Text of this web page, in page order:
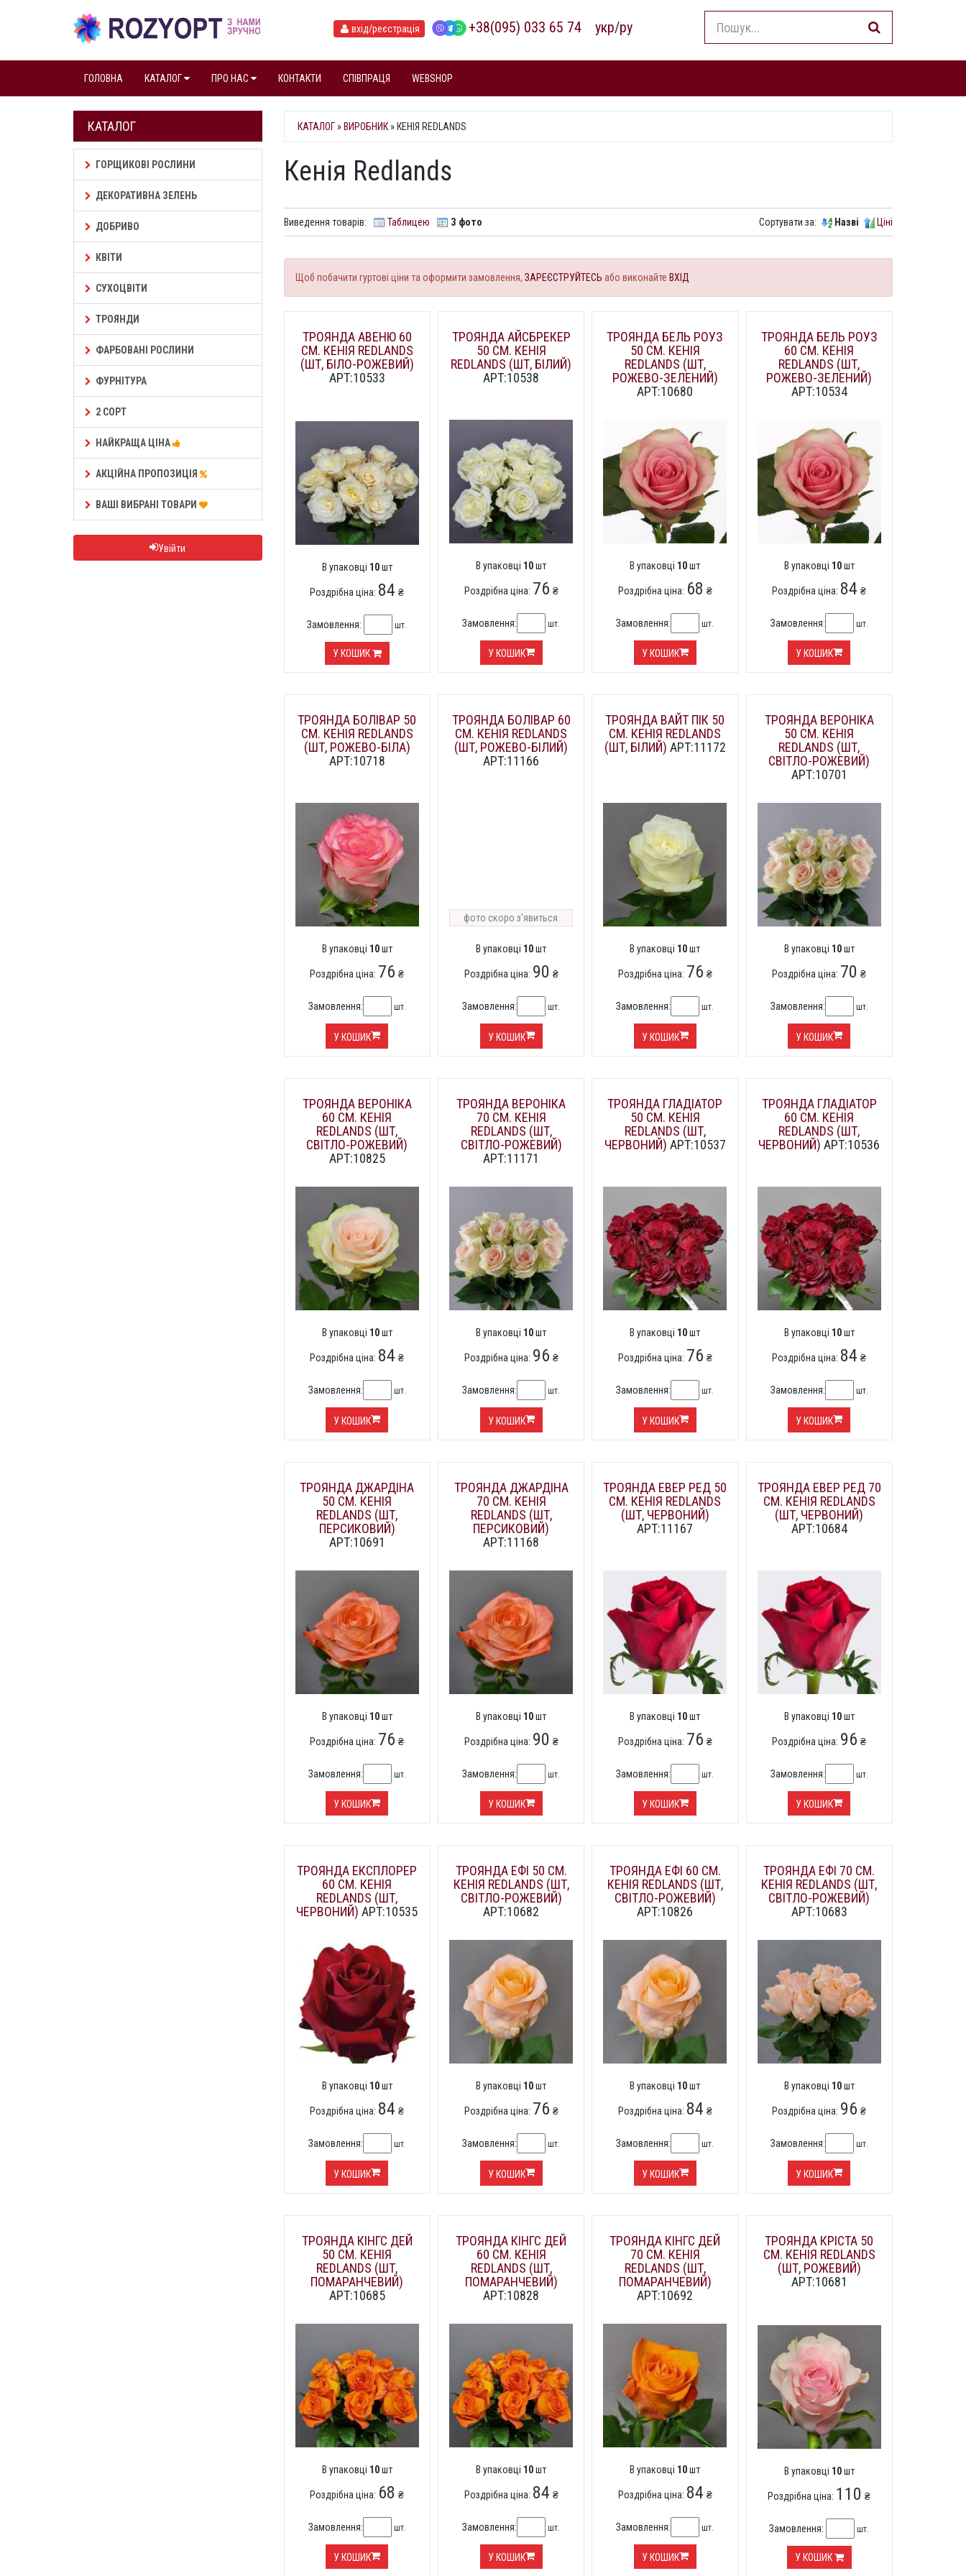
вхід/реєстрація +38(095) 033 65 74 укр/ру
ГОЛОВНА КАТАЛОГ ПРО НАС КОНТАКТИ СПІВПРАЦЯ WEBSHOP
КАТАЛОГ
ГОРЩИКОВІ РОСЛИНИ
ДЕКОРАТИВНА ЗЕЛЕНЬ
ДОБРИВО
КВІТИ
СУХОЦВІТИ
ТРОЯНДИ
ФАРБОВАНІ РОСЛИНИ
ФУРНІТУРА
2 СОРТ
НАЙКРАЩА ЦІНА
АКЦІЙНА ПРОПОЗИЦІЯ
ВАШІ ВИБРАНІ ТОВАРИ
Увійти
КАТАЛОГ» ВИРОБНИК» КЕНІЯ REDLANDS
Кенія Redlands
Виведення товарів: Таблицею З фото Сортувати за: Назві Ціні
Щоб побачити гуртові ціни та оформити замовлення, ЗАРЕЄСТРУЙТЕСЬ або виконайте ВХІД
ТРОЯНДА АВЕНЮ 60
СМ. КЕНІЯ REDLANDS
(ШТ, БІЛО-РОЖЕВИЙ)
АРТ:10533
В упаковці 10шт
Роздрібна ціна: 84 ₴
Замовлення: шт.
У КОШИК
ТРОЯНДА АЙСБРЕКЕР
50 СМ. КЕНІЯ
REDLANDS (ШТ, БІЛИЙ)
АРТ:10538
В упаковці 10шт
Роздрібна ціна: 76 ₴
Замовлення: шт.
У КОШИК
ТРОЯНДА БЕЛЬ РОУЗ
50 СМ. КЕНІЯ
REDLANDS (ШТ,
РОЖЕВО-ЗЕЛЕНИЙ)
АРТ:10680
В упаковці 10шт
Роздрібна ціна: 68 ₴
Замовлення: шт.
У КОШИК
ТРОЯНДА БЕЛЬ РОУЗ
60 СМ. КЕНІЯ
REDLANDS (ШТ,
РОЖЕВО-ЗЕЛЕНИЙ)
АРТ:10534
В упаковці 10шт
Роздрібна ціна: 84 ₴
Замовлення: шт.
У КОШИК
ТРОЯНДА БОЛІВАР 50
СМ. КЕНІЯ REDLANDS
(ШТ, РОЖЕВО-БІЛА)
АРТ:10718
В упаковці 10шт
Роздрібна ціна: 76 ₴
Замовлення: шт.
У КОШИК
ТРОЯНДА БОЛІВАР 60
СМ. КЕНІЯ REDLANDS
(ШТ, РОЖЕВО-БІЛИЙ)
АРТ:11166
фото скоро з'явиться
В упаковці 10шт
Роздрібна ціна: 90 ₴
Замовлення: шт.
У КОШИК
ТРОЯНДА ВАЙТ ПІК 50
СМ. КЕНІЯ REDLANDS
(ШТ, БІЛИЙ) АРТ:11172
В упаковці 10шт
Роздрібна ціна: 76 ₴
Замовлення: шт.
У КОШИК
ТРОЯНДА ВЕРОНІКА
50 СМ. КЕНІЯ
REDLANDS (ШТ,
СВІТЛО-РОЖЕВИЙ)
АРТ:10701
В упаковці 10шт
Роздрібна ціна: 70 ₴
Замовлення: шт.
У КОШИК
ТРОЯНДА ВЕРОНІКА
60 СМ. КЕНІЯ
REDLANDS (ШТ,
СВІТЛО-РОЖЕВИЙ)
АРТ:10825
В упаковці 10шт
Роздрібна ціна: 84 ₴
Замовлення: шт.
У КОШИК
ТРОЯНДА ВЕРОНІКА
70 СМ. КЕНІЯ
REDLANDS (ШТ,
СВІТЛО-РОЖЕВИЙ)
АРТ:11171
В упаковці 10шт
Роздрібна ціна: 96 ₴
Замовлення: шт.
У КОШИК
ТРОЯНДА ГЛАДІАТОР
50 СМ. КЕНІЯ
REDLANDS (ШТ,
ЧЕРВОНИЙ) АРТ:10537
В упаковці 10шт
Роздрібна ціна: 76 ₴
Замовлення: шт.
У КОШИК
ТРОЯНДА ГЛАДІАТОР
60 СМ. КЕНІЯ
REDLANDS (ШТ,
ЧЕРВОНИЙ) АРТ:10536
В упаковці 10шт
Роздрібна ціна: 84 ₴
Замовлення: шт.
У КОШИК
ТРОЯНДА ДЖАРДІНА
50 СМ. КЕНІЯ
REDLANDS (ШТ,
ПЕРСИКОВИЙ)
АРТ:10691
В упаковці 10шт
Роздрібна ціна: 76 ₴
Замовлення: шт.
У КОШИК
ТРОЯНДА ДЖАРДІНА
70 СМ. КЕНІЯ
REDLANDS (ШТ,
ПЕРСИКОВИЙ)
АРТ:11168
В упаковці 10шт
Роздрібна ціна: 90 ₴
Замовлення: шт.
У КОШИК
ТРОЯНДА ЕВЕР РЕД 50
СМ. КЕНІЯ REDLANDS
(ШТ, ЧЕРВОНИЙ)
АРТ:11167
В упаковці 10шт
Роздрібна ціна: 76 ₴
Замовлення: шт.
У КОШИК
ТРОЯНДА ЕВЕР РЕД 70
СМ. КЕНІЯ REDLANDS
(ШТ, ЧЕРВОНИЙ)
АРТ:10684
В упаковці 10шт
Роздрібна ціна: 96 ₴
Замовлення: шт.
У КОШИК
ТРОЯНДА ЕКСПЛОРЕР
60 СМ. КЕНІЯ
REDLANDS (ШТ,
ЧЕРВОНИЙ) АРТ:10535
В упаковці 10шт
Роздрібна ціна: 84 ₴
Замовлення: шт.
У КОШИК
ТРОЯНДА ЕФІ 50 СМ.
КЕНІЯ REDLANDS (ШТ,
СВІТЛО-РОЖЕВИЙ)
АРТ:10682
В упаковці 10шт
Роздрібна ціна: 76 ₴
Замовлення: шт.
У КОШИК
ТРОЯНДА ЕФІ 60 СМ.
КЕНІЯ REDLANDS (ШТ,
СВІТЛО-РОЖЕВИЙ)
АРТ:10826
В упаковці 10шт
Роздрібна ціна: 84 ₴
Замовлення: шт.
У КОШИК
ТРОЯНДА ЕФІ 70 СМ.
КЕНІЯ REDLANDS (ШТ,
СВІТЛО-РОЖЕВИЙ)
АРТ:10683
В упаковці 10шт
Роздрібна ціна: 96 ₴
Замовлення: шт.
У КОШИК
ТРОЯНДА КІНГС ДЕЙ
50 СМ. КЕНІЯ
REDLANDS (ШТ,
ПОМАРАНЧЕВИЙ)
АРТ:10685
В упаковці 10шт
Роздрібна ціна: 68 ₴
Замовлення: шт.
У КОШИК
ТРОЯНДА КІНГС ДЕЙ
60 СМ. КЕНІЯ
REDLANDS (ШТ,
ПОМАРАНЧЕВИЙ)
АРТ:10828
В упаковці 10шт
Роздрібна ціна: 84 ₴
Замовлення: шт.
У КОШИК
ТРОЯНДА КІНГС ДЕЙ
70 СМ. КЕНІЯ
REDLANDS (ШТ,
ПОМАРАНЧЕВИЙ)
АРТ:10692
В упаковці 10шт
Роздрібна ціна: 84 ₴
Замовлення: шт.
У КОШИК
ТРОЯНДА КРІСТА 50
СМ. КЕНІЯ REDLANDS
(ШТ, РОЖЕВИЙ)
АРТ:10681
В упаковці 10шт
Роздрібна ціна: 110 ₴
Замовлення: шт.
У КОШИК